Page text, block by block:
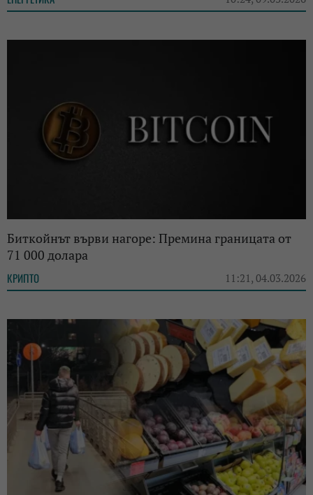
Биткойнът върви нагоре: Премина границата от
71 000 долара
КРИПТО 11:21, 04.03.2026